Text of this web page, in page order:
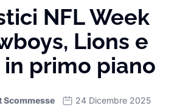
NFL Week
Lions e
in primo piano
Scommesse 24 Dicembre 2025